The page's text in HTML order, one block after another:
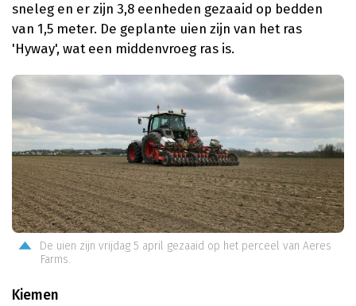
sneleg en er zijn 3,8 eenheden gezaaid op bedden
van 1,5 meter. De geplante uien zijn van het ras
'Hyway', wat een middenvroeg ras is.
De uien zijn vrijdag 5 april gezaaid op het perceel van Aeres
Farms.
Kiemen